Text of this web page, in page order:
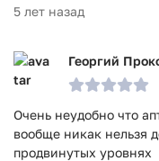
5 лет назад
Георгий
Очень неудобно что
вообще никак нельзя
продвинутых уровнях